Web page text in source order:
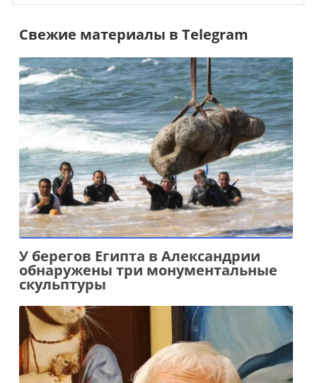
Свежие материалы в Telegram
У берегов Египта в Александрии
обнаружены три монументальные
скульптуры